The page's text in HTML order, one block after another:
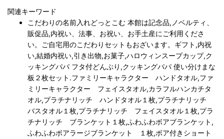
関連キーワード
こだわりの名前入れどっとこむ 本館は記念品,ノベルティ、
販促品,内祝い、法事、お祝い、お手土産にご利用くださ
い。ご自宅用のこだわりセットもおざいます。ギフト,内祝
い,結婚内祝い,引き出物,お菓子,ハロウィンスープカップ,ク
ッキングパパ フタ付どんぶり,クッキングパパ 使い分けまな
板２枚セット.ファミリーキャラクター ハンドタオル,ファ
ミリーキャラクター フェイスタオル,カラフルハンカチタ
オル,プラチナリッチ ハンドタオル１枚,プラチナリッチ
バスタオル１枚,プラチナリッチ フェイスタオル１枚,プラ
チナリッチ ブランケット１枚,ふわふわボアブランケット,
ふわふわボアラージブランケット １枚,ボア付きショート